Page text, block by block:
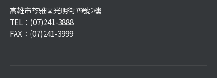
高雄市苓雅區光明街79號2樓
TEL： (07)241-3888
FAX：(07)241-3999